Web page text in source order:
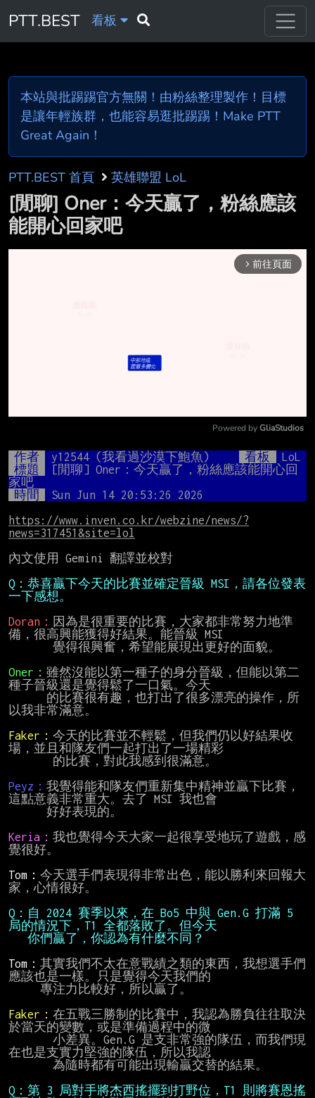
PTT.BEST 看板
本站與批踢踢官方無關！由粉絲整理製作！目標
是讓年輕族群，也能容易逛批踢踢！Make PTT
Great Again！
PTT.BEST 首頁 英雄聯盟 LoL
[閒聊] Oner：今天贏了，粉絲應該
能開心回家吧
arrow_forward_ios 前往頁面
Mute
Powered by GliaStudios
作者 y12544 (我看過沙漠下鮑魚) 看板
LoL
標題
[閒聊] Oner：今天贏了，粉絲應該能開心回
家吧
時間
Sun Jun 14 20:53:26 2026
https://www.inven.co.kr/webzine/news/?
news=317451&site=lol
內文使用 Gemini 翻譯並校對
Q：恭喜贏下今天的比賽並確定晉級 MSI，請各位發表
一下感想。
Doran：
因為是很重要的比賽，大家都非常努力地準
備，很高興能獲得好結果。能晉級 MSI
Oner： 雖然沒能以第一種子的身分晉級，但能以第二
種子晉級還是覺得鬆了一口氣。今天
以我非常滿意。
Faker： 今天的比賽並不輕鬆，但我們仍以好結果收
場，並且和隊友們一起打出了一場精彩
Peyz： 我覺得能和隊友們重新集中精神並贏下比賽，
這點意義非常重大。去了 MSI 我也會
Keria： 我也覺得今天大家一起很享受地玩了遊戲，感
覺很好。
Tom： 今天選手們表現得非常出色，能以勝利來回報大
家，心情很好。
Q：自 2024 賽季以來，在 Bo5 中與 Gen.G 打滿 5
   你們贏了，你認為有什麼不同？
Tom： 其實我們不太在意戰績之類的東西，我想選手們
應該也是一樣。只是覺得今天我們的
Faker： 在五戰三勝制的比賽中，我認為勝負往往取決
於當天的變數，或是準備過程中的微
在也是支實力堅強的隊伍，所以我認
Q：第 3 局對手將杰西搖擺到打野位，T1 則將賽恩搖